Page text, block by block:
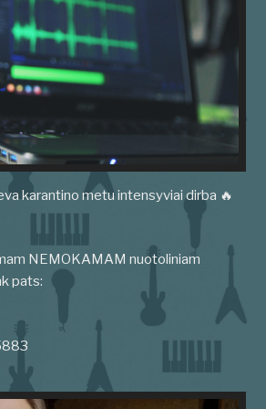
karantino metu intensyviai dirba 🔥
NEMOKAMAM nuotoliniam
pats: